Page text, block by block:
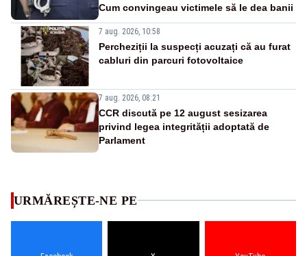
Cum convingeau victimele să le dea banii
7 aug. 2026, 10:58
Percheziții la suspecți acuzați că au furat
cabluri din parcuri fotovoltaice
7 aug. 2026, 08:21
CCR discută pe 12 august sesizarea
privind legea integrității adoptată de
Parlament
URMĂREȘTE-NE PE